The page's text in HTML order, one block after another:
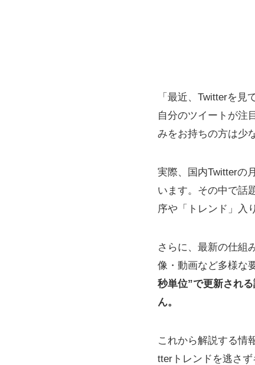
「最近、Twitterを見
自分のツイートが注
みをお持ちの方は少
実際、国内Twitterの
います。その中で話
序や「トレンド」入
さらに、最新の仕組
像・動画など多様な
秒単位”で更新され
ん。
これから解説する情
tterトレンドを逃さ